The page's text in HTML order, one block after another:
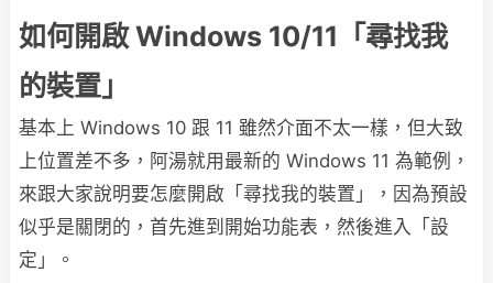
如何開啟 Windows 10/11「尋找我
的裝置」
基本上 Windows 10 跟 11 雖然介面不太一樣，但大致
上位置差不多，阿湯就用最新的 Windows 11 為範例，
來跟大家說明要怎麼開啟「尋找我的裝置」，因為預設
似乎是關閉的，首先進到開始功能表，然後進入「設
定」。